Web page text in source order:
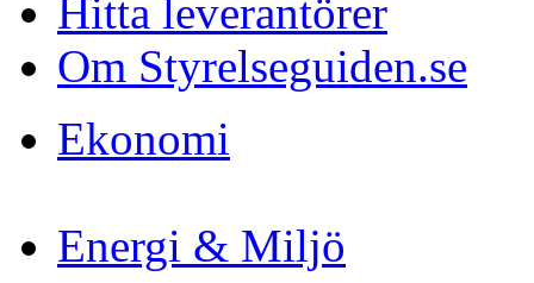
Hitta leverantörer
Om Styrelseguiden.se
Ekonomi
Energi & Miljö